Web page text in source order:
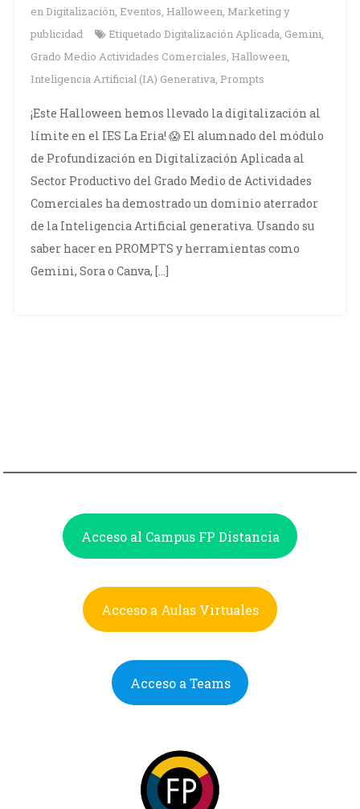
en Digitalización, Eventos, Halloween, Marketing y
publicidad
Etiquetado Digitalización Aplicada, Gemini,
Grado Medio Actividades Comerciales, Halloween,
Inteligencia Artificial (IA) Generativa, Prompts
¡Este Halloween hemos llevado la digitalización al
límite en el IES La Eria! 😱 El alumnado del módulo
de Profundización en Digitalización Aplicada al
Sector Productivo del Grado Medio de Actividades
Comerciales ha demostrado un dominio aterrador
de la Inteligencia Artificial generativa. Usando su
saber hacer en PROMPTS y herramientas como
Gemini, Sora o Canva, […]
Acceso al Campus FP Distancia
Acceso a Aulas Virtuales
Acceso a Teams